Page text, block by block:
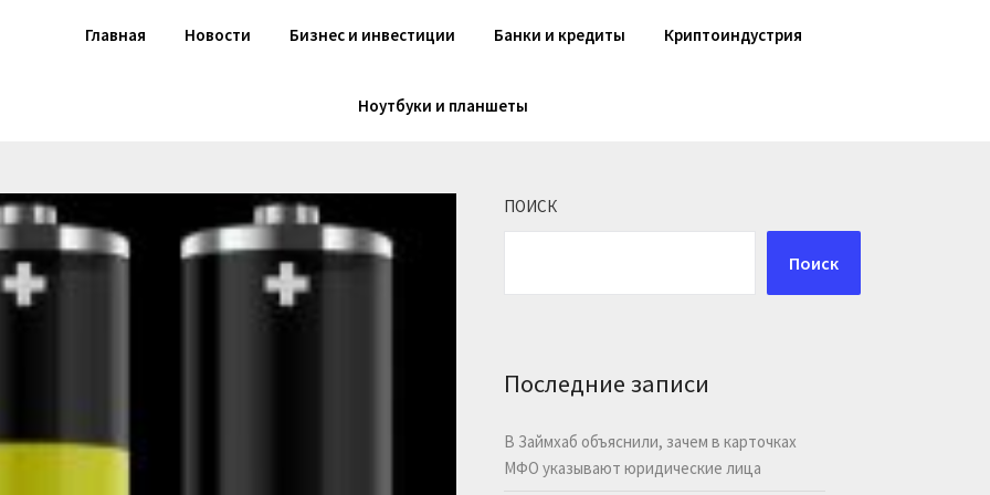
Главная Новости Бизнес и инвестиции Банки и кредиты Криптоиндустрия
Ноутбуки и планшеты
ПОИСК
Поиск
Последние записи
В Займхаб объяснили, зачем в карточках
МФО указывают юридические лица